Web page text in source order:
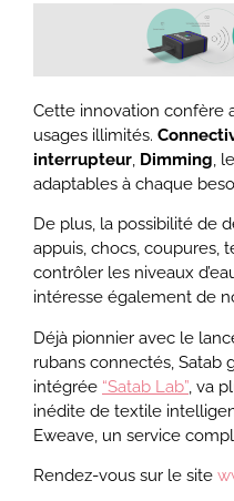
Cette innovation confère
usages illimités.
interrupteur, Dimming,
adaptables à chaque
De plus, la possibilité de
appuis, chocs, coupures,
contrôler les niveaux
intéresse également de
Déjà pionnier avec le
rubans connectés, Satab
intégrée “Satab Lab”, va
inédite de textile
Eweave, un service
Rendez-vous sur le site